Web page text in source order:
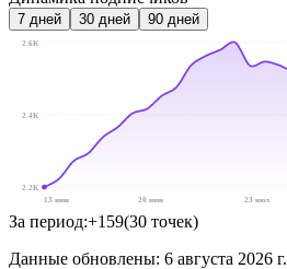
7 дней 30 дней 90 дней
2.6K
2.4K
2.2K
13 июн
20 июн 23 июл
За период:+159(30 точек)
Данные обновлены: 6 августа 2026 г.